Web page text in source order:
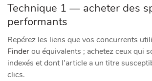
Technique 1 — acheter des
performants
Repérez les liens que vos concurrents
Finderou équivalents ; achetez ceux qui
indexés et dont l’article a un titre
clics.